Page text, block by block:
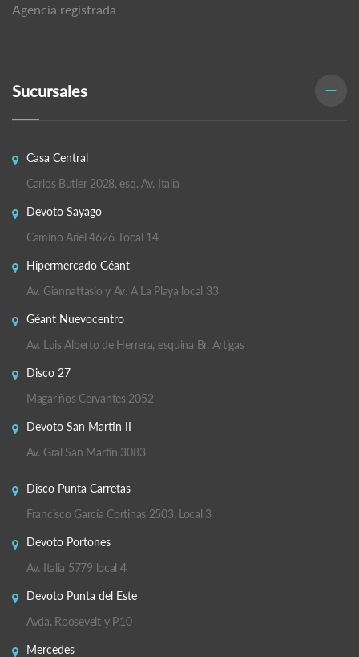
Agencia registrada
Sucursales
Casa Central
Carlos Butler 2028, esq. Av. Italia
Devoto Sayago
Camino Ariel 4626. Local 14
Hipermercado Géant
Av. Giannattasio y Av. A La Playa local 33
Géant Nuevocentro
Av. Luis Alberto de Herrera, esquina Br. Artigas
Disco 27
Magariños Cervantes 2052
Devoto San Martin II
Av. Gral San Martin 3083
Disco Punta Carretas
Francisco García Cortinas 2503, Local 3
Devoto Portones
Av. Italia 5779 local 4
Devoto Punta del Este
Avda. Roosevelt y P.10
Mercedes